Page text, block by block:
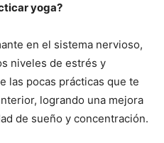
yoga?
en el sistema nervioso,
niveles de estrés y
las pocas prácticas que te
logrando una mejora
de sueño y concentración.